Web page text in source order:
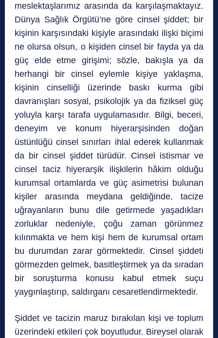
meslektaşlarımız arasında da karşılaşmaktayız.
Dünya Sağlık Örgütü’ne göre cinsel şiddet; bir
kişinin karşısındaki kişiyle arasındaki ilişki biçimi
ne olursa olsun, o kişiden cinsel bir fayda ya da
güç elde etme girişimi; sözle, bakışla ya da
herhangi bir cinsel eylemle kişiye yaklaşma,
kişinin cinselliği üzerinde baskı kurma gibi
davranışları sosyal, psikolojik ya da fiziksel güç
yoluyla karşı tarafa uygulamasıdır. Bilgi, beceri,
deneyim ve konum hiyerarşisinden doğan
üstünlüğü cinsel sınırları ihlal ederek kullanmak
da bir cinsel şiddet türüdür. Cinsel istismar ve
cinsel taciz hiyerarşik ilişkilerin hâkim olduğu
kurumsal ortamlarda ve güç asimetrisi bulunan
kişiler arasında meydana geldiğinde, tacize
uğrayanların bunu dile getirmede yaşadıkları
zorluklar nedeniyle, çoğu zaman görünmez
kılınmakta ve hem kişi hem de kurumsal ortam
bu durumdan zarar görmektedir. Cinsel şiddeti
görmezden gelmek, basitleştirmek ya da sıradan
bir soruşturma konusu kabul etmek suçu
yaygınlaştırıp, saldırganı cesaretlendirmektedir.
Şiddet ve tacizin maruz bırakılan kişi ve toplum
üzerindeki etkileri çok boyutludur. Bireysel olarak